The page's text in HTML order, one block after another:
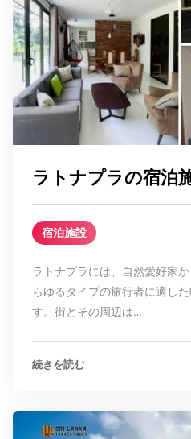
ラトナプラの宿泊
宿泊施設
ラトナプラには、自然愛好家
らゆるタイプの旅行者に適し
す。街とその周辺は…
続きを読む